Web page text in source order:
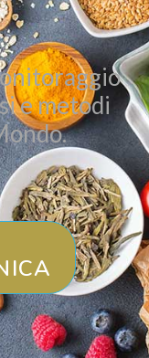
e metodi